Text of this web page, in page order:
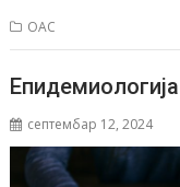
ОАС
септембар 12, 2024